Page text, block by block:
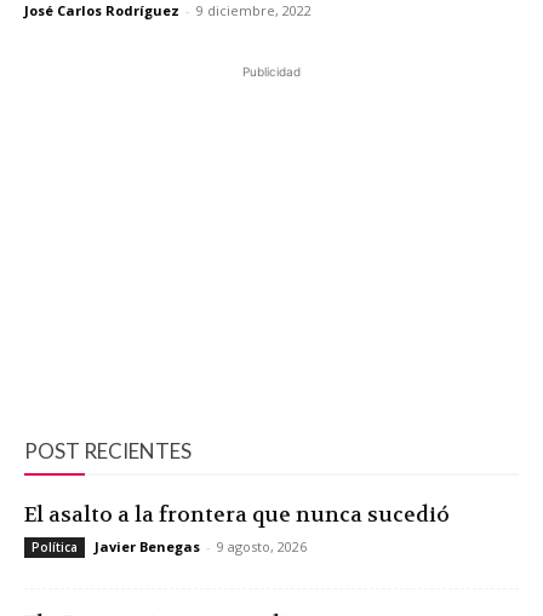
José Carlos Rodríguez - 9 diciembre, 2022
Publicidad
POST RECIENTES
El asalto a la frontera que nunca sucedió
Política Javier Benegas - 9 agosto, 2026